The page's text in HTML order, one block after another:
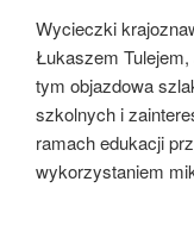
Wycieczki
Łukaszem
tym objazdowa
szkolnych i
ramach edukacji
wykorzystaniem